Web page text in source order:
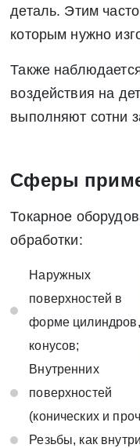
деталь. Этим
которым нужно
Также
воздействия на
выполняют сотни
Сферы
Токарное
обработки:
Наружных
поверхностей в
форме цилиндров,
конусов;
Внутренних
поверхностей
(конических и
Резьбы, как
Заявка
* - обязательные поля
Нажимая на кнопку
на обработку своих
статьей 9
«О персональных
информационную